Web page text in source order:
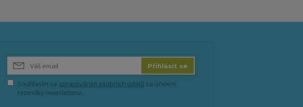
Přihlásit se
Souhlasím se zpracováním osobních údajů za účelem
rozesílky newsletteru.